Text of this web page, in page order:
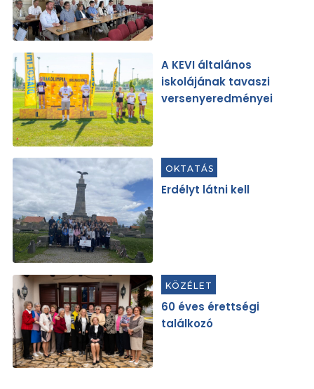
A KEVI általános
iskolájának tavaszi
versenyeredményei
OKTATÁS
Erdélyt látni kell
KÖZÉLET
60 éves érettségi
találkozó